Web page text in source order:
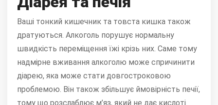
Ваші тонкий кишечник та товста кишка також
дратуються. Алкоголь порушує нормальну
швидкість переміщення їжі крізь них. Саме тому
надмірне вживання алкоголю може спричинити
діарею, яка може стати довгостроковою
проблемою. Він також збільшує ймовірність печії,
тому що розслаблює м’яз, який не дає кислоті